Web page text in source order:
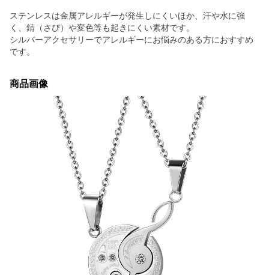
ステンレスは金属アレルギーが発生しにくいほか、汗や水に強
く、錆（さび）や変色等も起きにくい素材です。
シルバーアクセサリーでアレルギーにお悩みのある方におすすめ
です。
商品画像